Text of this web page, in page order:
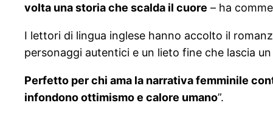
volta una storia che scalda il cuore – ha
I lettori di lingua inglese hanno accolto il
personaggi autentici e un lieto fine che lascia
Perfetto per chi ama la narrativa femminile
infondono ottimismo e calore umano”.